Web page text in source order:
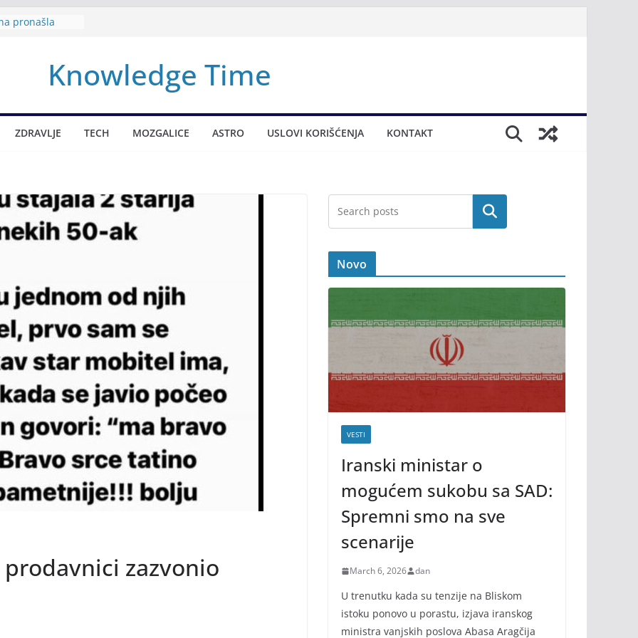
pronašla
sukobu
Knowledge Time
ZDRAVLJE TECH MOZGALICE ASTRO USLOVI KORIŠĆENJA KONTAKT
zazvonio
Novo
VESTI
Iranski ministar o
mogućem sukobu sa SAD:
Spremni smo na sve
scenarije
March 6, 2026 dan
U trenutku kada su tenzije na Bliskom
istoku ponovo u porastu, izjava iranskog
ministra vanjskih poslova Abasa Aragčija